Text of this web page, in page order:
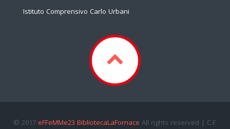
Istituto Comprensivo Carlo Urbani
© 2017 eFFeMMe23 BibliotecaLaFornace All rights reserved | C.F.